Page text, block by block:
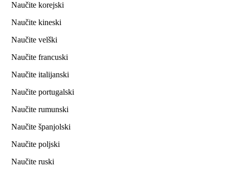
Naučite korejski
Naučite kineski
Naučite velški
Naučite francuski
Naučite italijanski
Naučite portugalski
Naučite rumunski
Naučite španjolski
Naučite poljski
Naučite ruski